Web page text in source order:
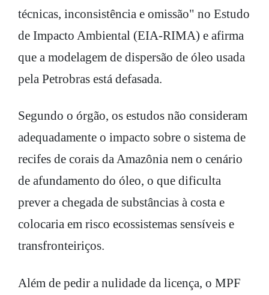
técnicas, inconsistência e omissão" no Estudo
de Impacto Ambiental (EIA-RIMA) e afirma
que a modelagem de dispersão de óleo usada
pela Petrobras está defasada.
Segundo o órgão, os estudos não consideram
adequadamente o impacto sobre o sistema de
recifes de corais da Amazônia nem o cenário
de afundamento do óleo, o que dificulta
prever a chegada de substâncias à costa e
colocaria em risco ecossistemas sensíveis e
transfronteiriços.
Além de pedir a nulidade da licença, o MPF